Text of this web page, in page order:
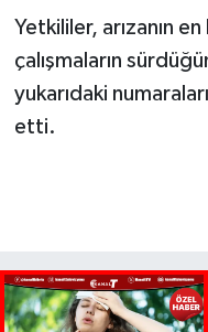
Yetkililer, arızanın
çalışmaların
yukarıdaki
etti.